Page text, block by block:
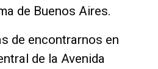
de Buenos Aires.
de encontrarnos en
de la Avenida